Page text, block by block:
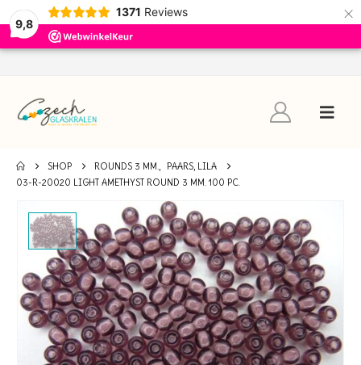
9,8
1371 Reviews ×
SHOP ROUNDS 3 MM., PAARS, LILA
03-R-20020 LIGHT AMETHYST ROUND 3 MM. 100 PC.